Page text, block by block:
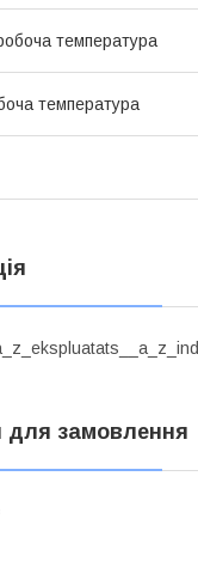
температура
температура
для замовлення